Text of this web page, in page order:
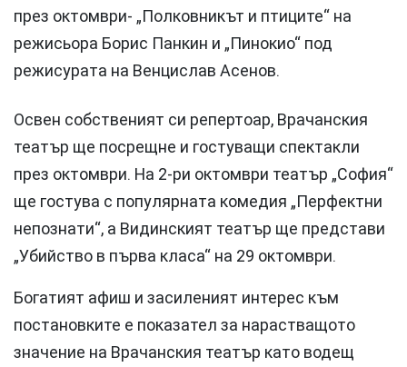
през октомври- „Полковникът и птиците“ на
режисьора Борис Панкин и „Пинокио“ под
режисурата на Венцислав Асенов.
Освен собственият си репертоар, Врачанския
театър ще посрещне и гостуващи спектакли
през октомври. На 2-ри октомври театър „София“
ще гостува с популярната комедия „Перфектни
непознати“, а Видинският театър ще представи
„Убийство в първа класа“ на 29 октомври.
Богатият афиш и засиленият интерес към
постановките е показател за нарастващото
значение на Врачанския театър като водещ